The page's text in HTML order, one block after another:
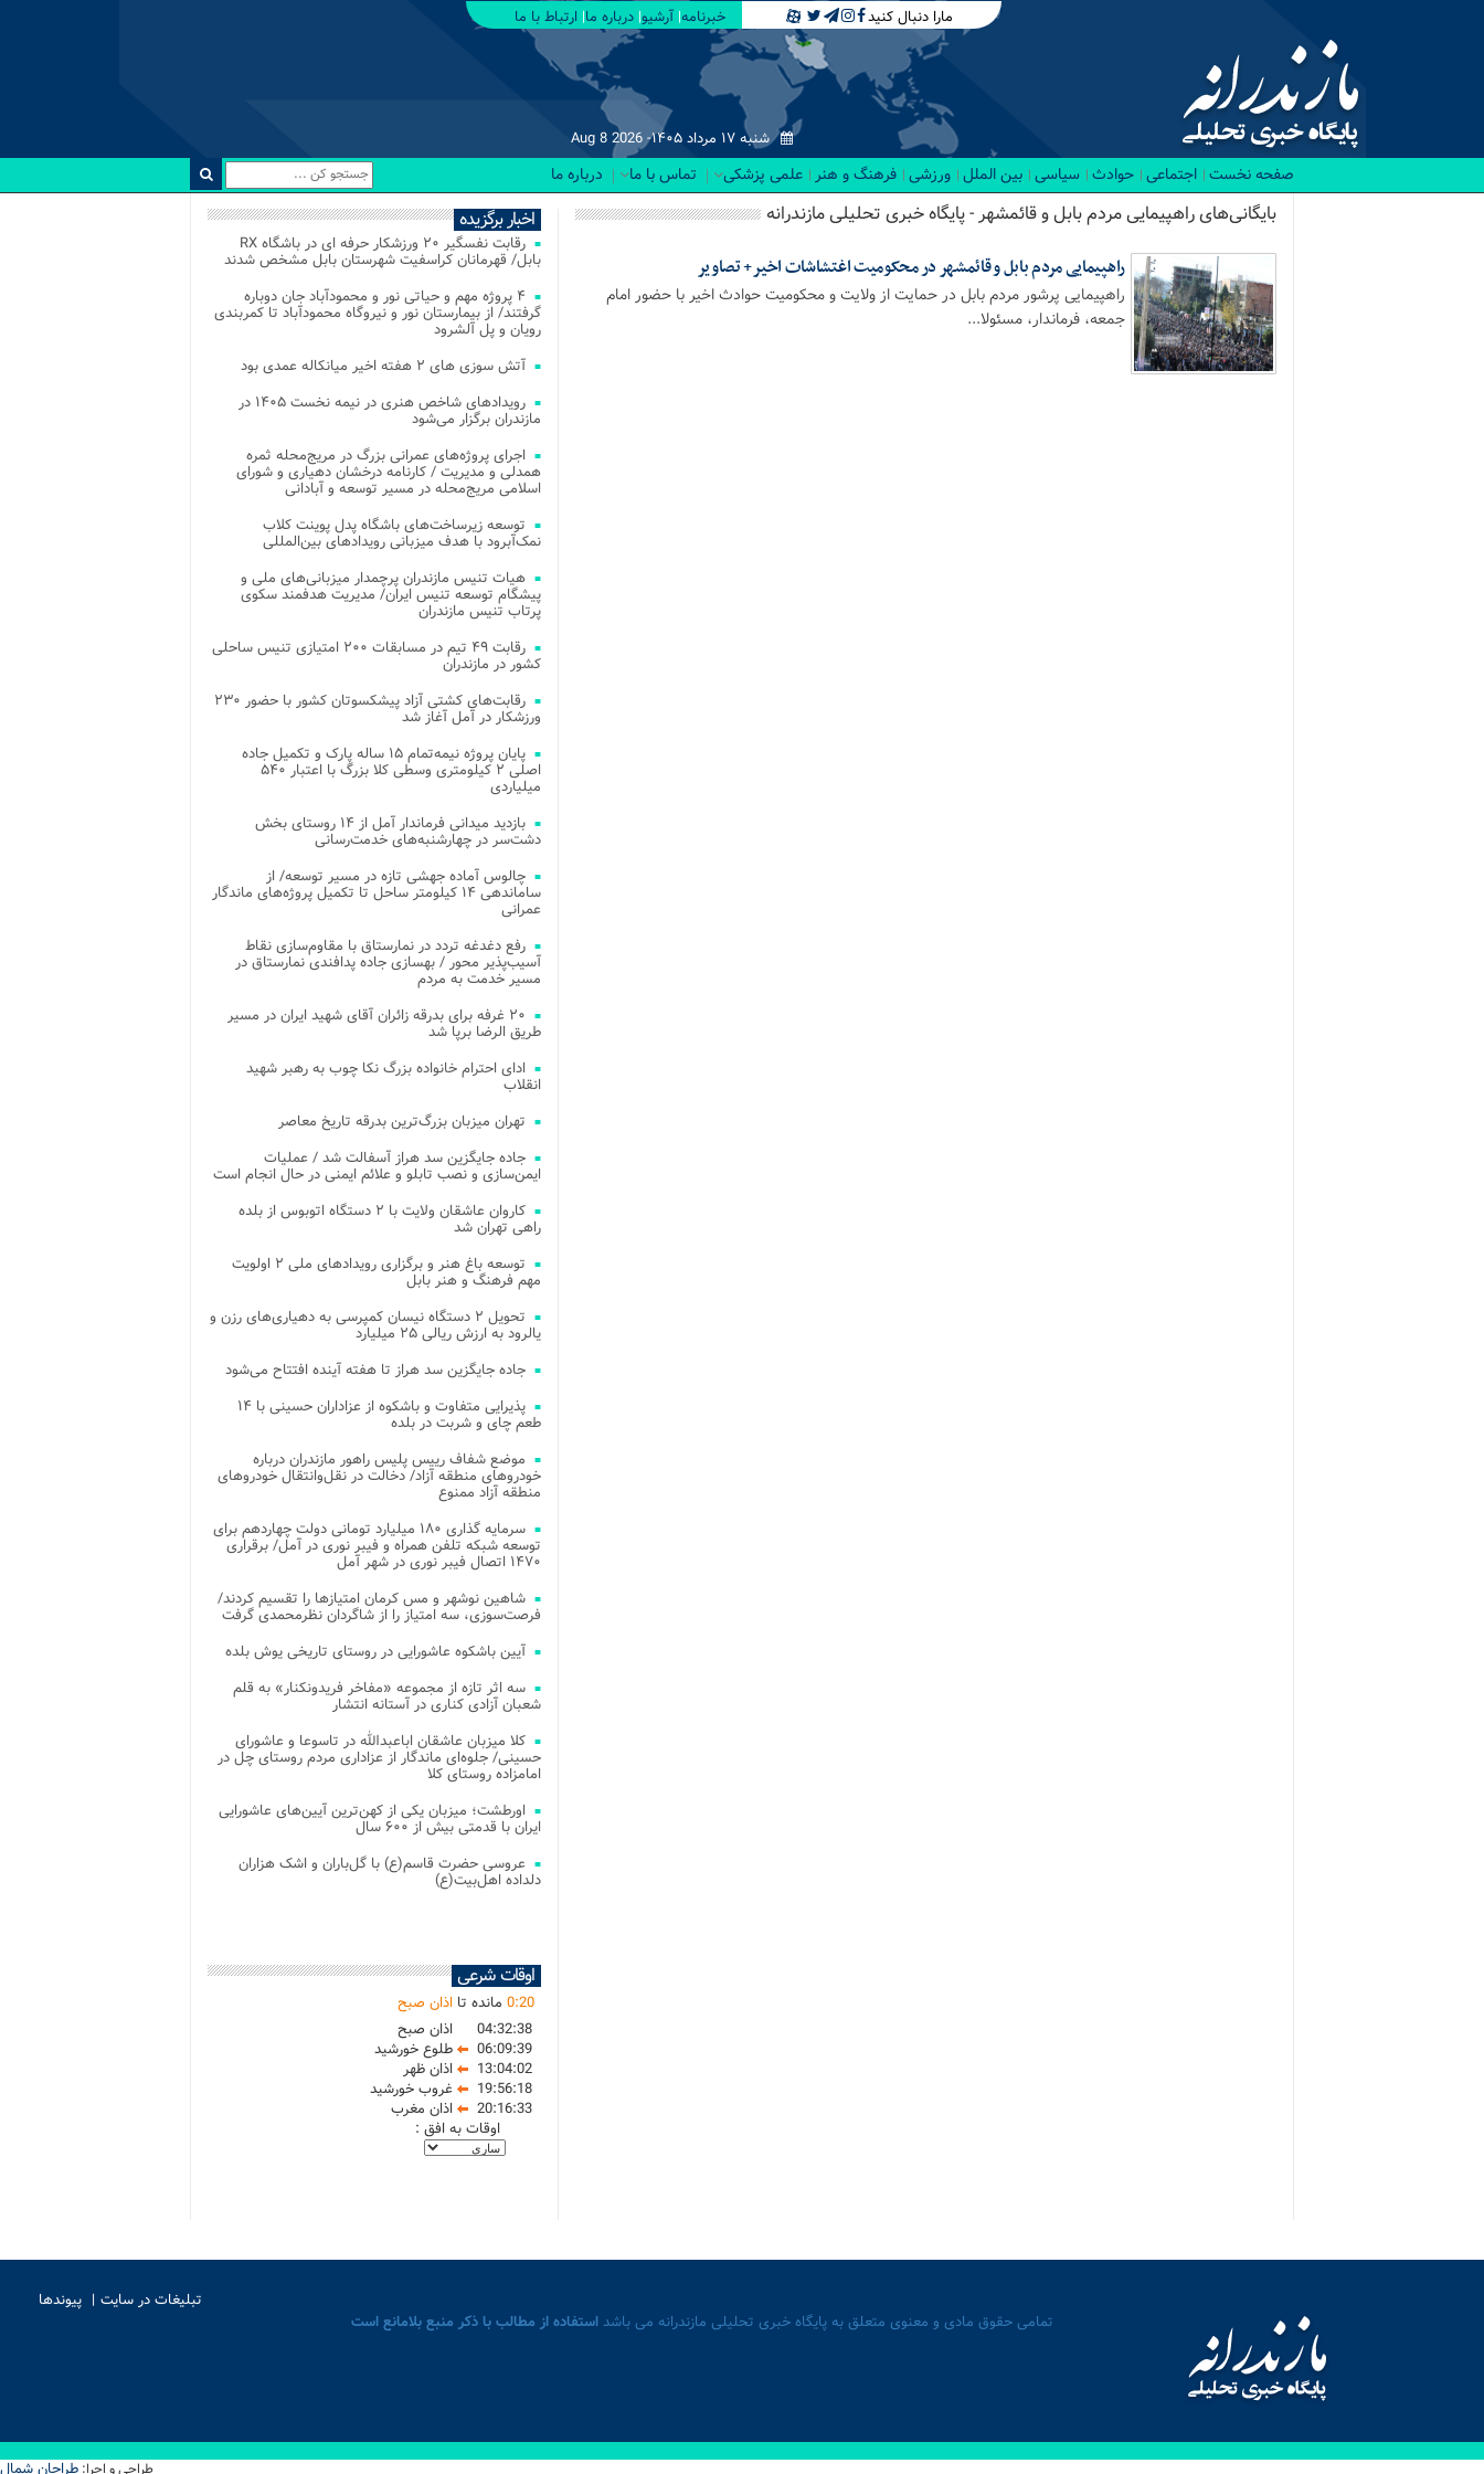
مارا دنبال کنید خبرنامه آرشیو درباره ما ارتباط با ما
شنبه ۱۷ مرداد ۱۴۰۵- Aug 8 2026
صفحه نخست اجتماعی حوادث سیاسی بین الملل ورزشی فرهنگ و هنر علمی پزشکی تماس با ما درباره ما
بایگانی‌های راهپیمایی مردم بابل و قائمشهر - پایگاه خبری تحلیلی مازندرانه
راهپیمایی مردم بابل و قائمشهر در محکومیت اغتشاشات اخیر+ تصاویر
راهپیمایی پرشور مردم بابل در حمایت از ولایت و محکومیت حوادث اخیر با حضور امام
جمعه، فرماندار، مسئولا...
اخبار برگزیده
رقابت نفسگیر ۲۰ ورزشکار حرفه ای در باشگاه RX
بابل/ قهرمانان کراسفیت شهرستان بابل مشخص شدند
۴ پروژه مهم و حیاتی نور و محمودآباد جان دوباره
گرفتند/ از بیمارستان نور و نیروگاه محمودآباد تا کمربندی
رویان و پل آلشرود
آتش‌ سوزی‌ های ۲ هفته اخیر میانکاله عمدی بود
رویدادهای شاخص هنری در نیمه نخست ۱۴۰۵ در
مازندران برگزار می‌شود
اجرای پروژه‌های عمرانی بزرگ در مریج‌محله ثمره
همدلی و مدیریت / کارنامه درخشان دهیاری و شورای
اسلامی مریج‌محله در مسیر توسعه و آبادانی
توسعه زیرساخت‌های باشگاه پدل پوینت کلاب
نمک‌آبرود با هدف میزبانی رویدادهای بین‌المللی
هیات تنیس مازندران پرچمدار میزبانی‌های ملی و
پیشگام توسعه تنیس ایران/ مدیریت هدفمند سکوی
پرتاب تنیس مازندران
رقابت ۴۹ تیم در مسابقات ۲۰۰ امتیازی تنیس ساحلی
کشور در مازندران
رقابت‌های کشتی آزاد پیشکسوتان کشور با حضور ۲۳۰
ورزشکار در آمل آغاز شد
پایان پروژه نیمه‌تمام ۱۵ ساله پارک و تکمیل جاده
اصلی ۲ کیلومتری وسطی کلا بزرگ با اعتبار ۵۴۰
میلیاردی
بازدید میدانی فرماندار آمل از ۱۴ روستای بخش
دشت‌سر در چهارشنبه‌های خدمت‌رسانی
چالوس آماده جهشی تازه در مسیر توسعه/ از
ساماندهی ۱۴ کیلومتر ساحل تا تکمیل پروژه‌های ماندگار
عمرانی
رفع دغدغه تردد در نمارستاق با مقاوم‌سازی نقاط
آسیب‌پذیر محور / بهسازی جاده پدافندی نمارستاق در
مسیر خدمت به مردم
۲۰ غرفه برای بدرقه زائران آقای شهید ایران در مسیر
طریق الرضا برپا شد
ادای احترام خانواده بزرگ نکا چوب به رهبر شهید
انقلاب
تهران میزبان بزرگ‌ترین بدرقه تاریخ معاصر
جاده جایگزین سد هراز آسفالت شد / عملیات
ایمن‌سازی و نصب تابلو و علائم ایمنی در حال انجام است
کاروان عاشقان ولایت با ۲ دستگاه اتوبوس از بلده
راهی تهران شد
توسعه باغ هنر و برگزاری رویدادهای ملی ۲ اولویت
مهم فرهنگ و هنر بابل
تحویل ۲ دستگاه نیسان کمپرسی به دهیاری‌های رزن و
یالرود به ارزش ریالی ۲۵ میلیارد
جاده جایگزین سد هراز تا هفته آینده افتتاح می‌شود
پذیرایی متفاوت و باشکوه از عزاداران حسینی با ۱۴
طعم چای و شربت در بلده
موضع شفاف رییس پلیس راهور مازندران درباره
خودروهای منطقه آزاد/ دخالت در نقل‌وانتقال خودروهای
منطقه آزاد ممنوع
سرمایه گذاری ۱۸۰ میلیارد تومانی دولت چهاردهم برای
توسعه شبکه تلفن همراه و فیبر نوری در آمل/ برقراری
۱۴۷۰ اتصال فیبر نوری در شهر آمل
شاهین نوشهر و مس کرمان امتیازها را تقسیم کردند/
فرصت‌سوزی، سه امتیاز را از شاگردان نظرمحمدی گرفت
آیین باشکوه عاشورایی در روستای تاریخی یوش بلده
سه اثر تازه از مجموعه «مفاخر فریدونکنار» به قلم
شعبان آزادی کناری در آستانه انتشار
کلا میزبان عاشقان اباعبدالله در تاسوعا و عاشورای
حسینی/ جلوه‌ای ماندگار از عزاداری مردم روستای چل در
امامزاده روستای کلا
اورطشت؛ میزبان یکی از کهن‌ترین آیین‌های عاشورایی
ایران با قدمتی بیش از ۶۰۰ سال
عروسی حضرت قاسم(ع) با گل‌باران و اشک هزاران
دلداده اهل‌بیت(ع)
اوقات شرعی
0:20 مانده تا اذان صبح
04:32:38
اذان صبح
06:09:39
طلوع خورشید
13:04:02
اذان ظهر
19:56:18
غروب خورشید
20:16:33
اذان مغرب
اوقات به افق :
تبلیغات در سایت
پیوندها
تمامی حقوق مادی و معنوی متعلق به پایگاه خبری تحلیلی مازندرانه می باشداستفاده از مطالب با ذکر منبع بلامانع است
طراحی و اجرا: طراحان شمال